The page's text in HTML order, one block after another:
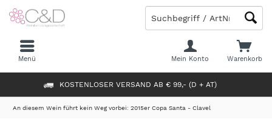
KOSTENLOSER VERSAND AB € 99,- (D + AT)
Warenkorb
Mein Konto
Menü
An diesem Wein führt kein Weg vorbei: 2015er Copa Santa - Clavel